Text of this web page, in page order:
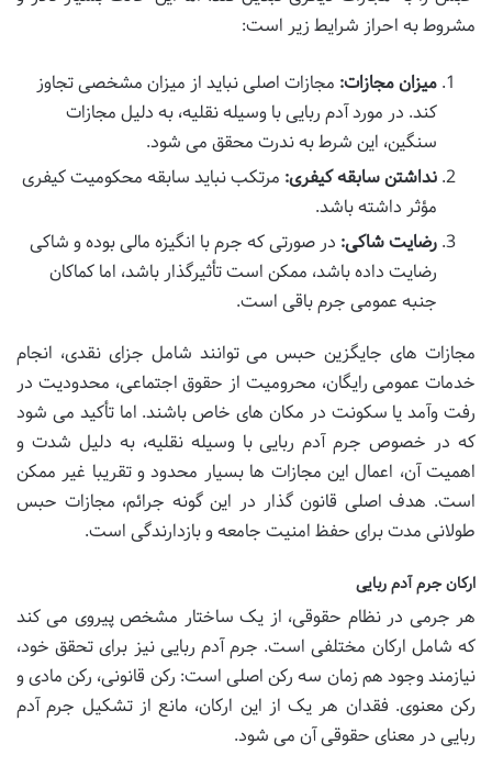
مشروط به احراز شرایط زیر است:
میزان مجازات: مجازات اصلی نباید از میزان مشخصی تجاوز
کند. در مورد آدم ربایی با وسیله نقلیه، به دلیل مجازات
سنگین، این شرط به ندرت محقق می شود.
نداشتن سابقه کیفری: مرتکب نباید سابقه محکومیت کیفری
مؤثر داشته باشد.
رضایت شاکی: در صورتی که جرم با انگیزه مالی بوده و شاکی
رضایت داده باشد، ممکن است تأثیرگذار باشد، اما کماکان
جنبه عمومی جرم باقی است.
مجازات های جایگزین حبس می توانند شامل جزای نقدی، انجام
خدمات عمومی رایگان، محرومیت از حقوق اجتماعی، محدودیت در
رفت وآمد یا سکونت در مکان های خاص باشند. اما تأکید می شود
که در خصوص جرم آدم ربایی با وسیله نقلیه، به دلیل شدت و
اهمیت آن، اعمال این مجازات ها بسیار محدود و تقریبا غیر ممکن
است. هدف اصلی قانون گذار در این گونه جرائم، مجازات حبس
طولانی مدت برای حفظ امنیت جامعه و بازدارندگی است.
ارکان جرم آدم ربایی
هر جرمی در نظام حقوقی، از یک ساختار مشخص پیروی می کند
که شامل ارکان مختلفی است. جرم آدم ربایی نیز برای تحقق خود،
نیازمند وجود هم زمان سه رکن اصلی است: رکن قانونی، رکن مادی و
رکن معنوی. فقدان هر یک از این ارکان، مانع از تشکیل جرم آدم
ربایی در معنای حقوقی آن می شود.